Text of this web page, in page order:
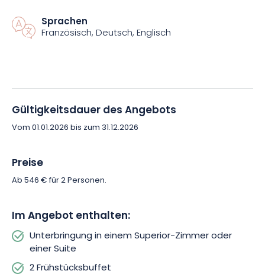
Ihre Gaumen als Feinschmecker begeistert sein!
Luxusübernachtungen, Gourmetreisen… Die Träume &
Gastronomie im K bieten Ihnen auch Momente der Flucht aus
dem Alltag und der absoluten Entspannung im Spa des Hotels.
und können einen Tag voller purer Freude verbringen.
Sprachen
Französisch, Deutsch, Englisch
Gültigkeitsdauer des Angebots
Vom 01.01.2026 bis zum 31.12.2026
Preise
Ab 546 € für 2 Personen.
Im Angebot enthalten:
Unterbringung in einem Superior-Zimmer oder
einer Suite
2 Frühstücksbuffet